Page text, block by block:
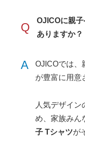
Q
OJICOに親
ありますか？
A
OJICOでは、
が豊富に用意
人気デザイン
め、家族みん
子 Tシャツが